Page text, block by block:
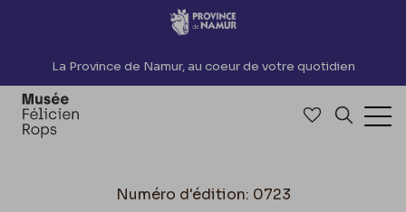
Accèder directement au contenu
La Province de Namur, au coeur de votre quotidien
Accéder à
Numéro d'édition: 0723